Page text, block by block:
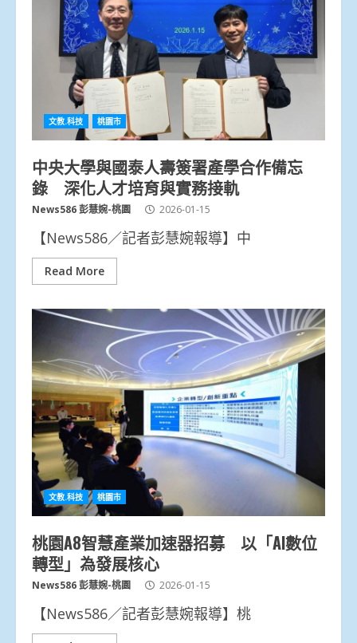
文教.科技 桃園市
中央大學與國泰人壽簽署產學合作備忘
錄 深化人才培育與實務接軌
News586 彭慧婉-桃園 2026-01-15
【News586／記者彭慧婉報導】中
Read More
文教.科技 桃園市
桃園A8智慧產業加速器招募 以「AI數位
轉型」為發展核心
News586 彭慧婉-桃園 2026-01-15
【News586／記者彭慧婉報導】桃